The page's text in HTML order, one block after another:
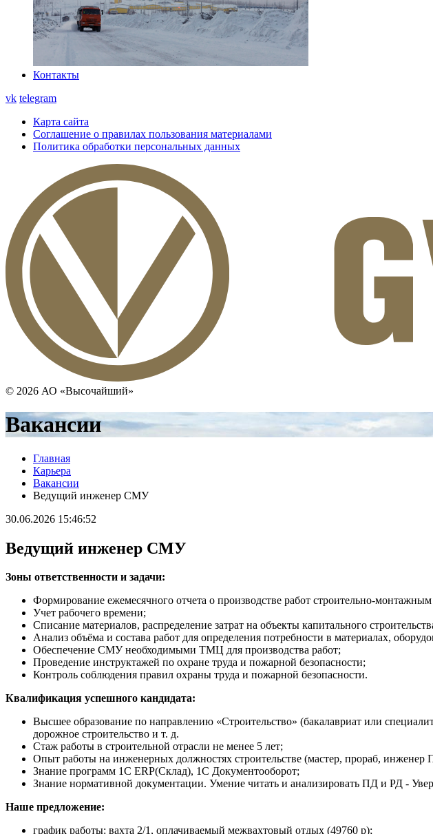
Контакты
vk telegram
Карта сайта
Соглашение о правилах пользования материалами
Политика обработки персональных данных
© 2026 АО «Высочайший»
Вакансии
Главная
Карьера
Вакансии
Ведущий инженер СМУ
30.06.2026 15:46:52
Ведущий инженер СМУ
Зоны ответственности и задачи:
Формирование ежемесячного отчета о производстве работ строительно-монтажным
Учет рабочего времени;
Списание материалов, распределение затрат на объекты капитального
Анализ объёма и состава работ для определения потребности в материалах,
Обеспечение СМУ необходимыми ТМЦ для производства работ;
Проведение инструктажей по охране труда и пожарной безопасности;
Контроль соблюдения правил охраны труда и пожарной безопасности.
Квалификация успешного кандидата:
Высшее образование по направлению «Строительство» (бакалавриат или
дорожное строительство и т. д.
Стаж работы в строительной отрасли не менее 5 лет;
Опыт работы на инженерных должностях строительстве (мастер, прораб, инженер
Знание программ 1С ERP(Склад), 1С Документооборот;
Знание нормативной документации. Умение читать и анализировать ПД и РД -
Наше предложение:
график работы: вахта 2/1, оплачиваемый межвахтовый отдых (49760 р);